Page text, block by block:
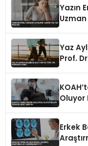
Yazın
Uzman
Yaz
Prof.
Oluyor
Erkek